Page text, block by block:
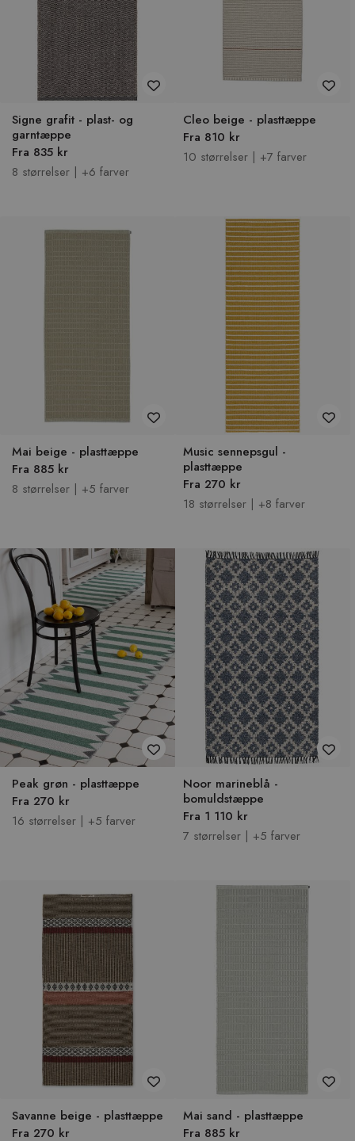
Signe grafit - plast- og
garntæppe
Fra 835 kr
8 størrelser | +6 farver
Cleo beige - plasttæppe
Fra 810 kr
10 størrelser | +7 farver
Mai beige - plasttæppe
Fra 885 kr
8 størrelser | +5 farver
Music sennepsgul -
plasttæppe
Fra 270 kr
18 størrelser | +8 farver
Peak grøn - plasttæppe
Fra 270 kr
16 størrelser | +5 farver
Noor marineblå -
bomuldstæppe
Fra 1 110 kr
7 størrelser | +5 farver
Savanne beige - plasttæppe
Fra 270 kr
Mai sand - plasttæppe
Fra 885 kr